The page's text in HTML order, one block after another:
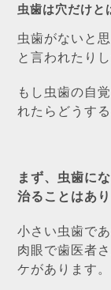
虫歯は穴だけと
虫歯がないと
と言われたり
もし虫歯の自
れたらどうす
まず、虫歯に
治ることはあり
小さい虫歯で
肉眼で歯医者
ケがあります。